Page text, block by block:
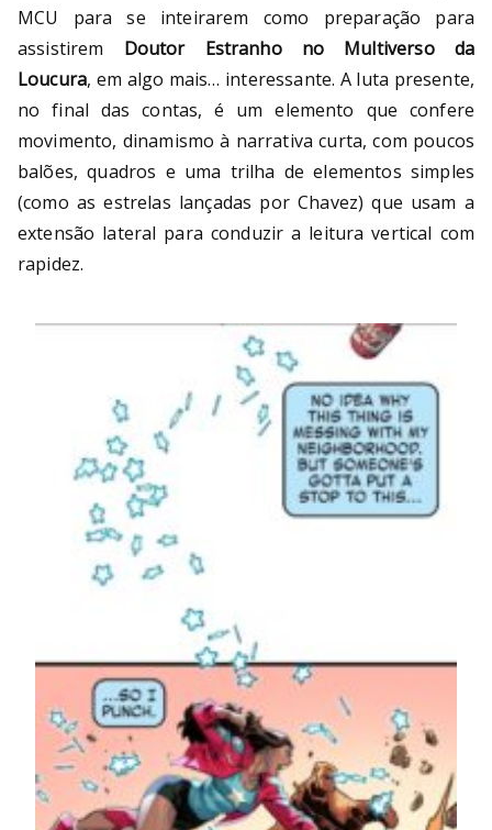
MCU para se inteirarem como preparação para
assistirem Doutor Estranho no Multiverso da
Loucura, em algo mais… interessante. A luta presente,
no final das contas, é um elemento que confere
movimento, dinamismo à narrativa curta, com poucos
balões, quadros e uma trilha de elementos simples
(como as estrelas lançadas por Chavez) que usam a
extensão lateral para conduzir a leitura vertical com
rapidez.